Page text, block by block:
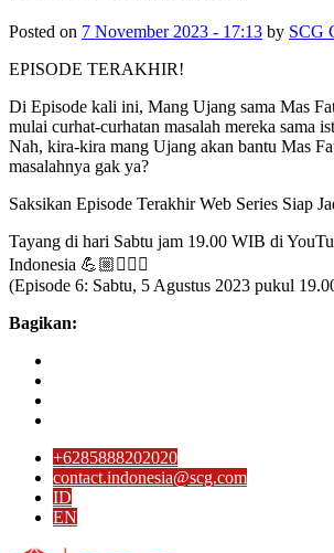
Posted on 7 November 2023 - 17:13 by SCG
EPISODE TERAKHIR!
Di Episode kali ini, Mang Ujang sama Mas
mulai curhat-curhatan masalah mereka sama
Nah, kira-kira mang Ujang akan bantu Mas
masalahnya gak ya?
Saksikan Episode Terakhir Web Series Siap
Tayang di hari Sabtu jam 19.00 WIB di
Indonesia 💪🏼👷🏻‍♂️
(Episode 6: Sabtu, 5 Agustus 2023 pukul
Bagikan:
+6285888202020
contact.indonesia@scg.com
ID
EN